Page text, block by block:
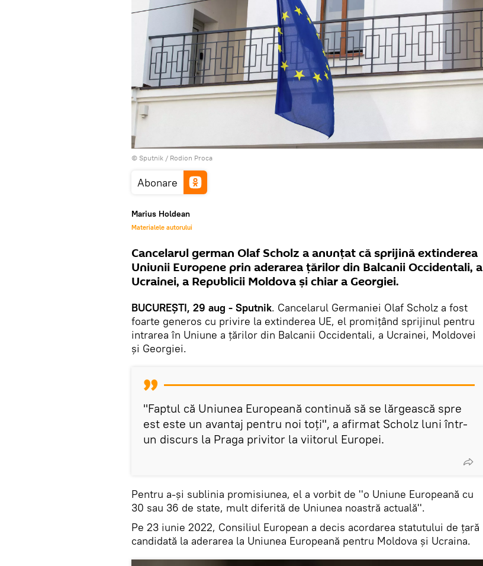
© Sputnik / Rodion Proca
Abonare
Marius Holdean
Materialele autorului
Cancelarul german Olaf Scholz a anunţat că sprijină extinderea
Uniunii Europene prin aderarea ţărilor din Balcanii Occidentali, a
Ucrainei, a Republicii Moldova şi chiar a Georgiei.
BUCUREȘTI, 29 aug - Sputnik. Cancelarul Germaniei Olaf Scholz a fost
foarte generos cu privire la extinderea UE, el promiţând sprijinul pentru
intrarea în Uniune a ţărilor din Balcanii Occidentali, a Ucrainei, Moldovei
şi Georgiei.
''Faptul că Uniunea Europeană continuă să se lărgească spre
est este un avantaj pentru noi toţi'', a afirmat Scholz luni într-
un discurs la Praga privitor la viitorul Europei.
Pentru a-şi sublinia promisiunea, el a vorbit de ''o Uniune Europeană cu
30 sau 36 de state, mult diferită de Uniunea noastră actuală''.
Pe 23 iunie 2022, Consiliul European a decis acordarea statutului de țară
candidată la aderarea la Uniunea Europeană pentru Moldova și Ucraina.